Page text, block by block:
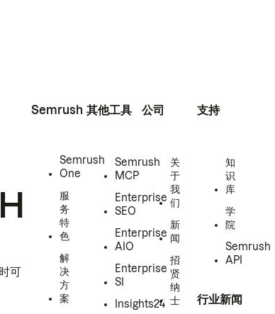
可
Semrush
Semrush
One
服
务
特
色
解
决
方
案
其他工具
Semrush
MCP
Enterprise
SEO
Enterprise
AIO
Enterprise
SI
Insights24
公司
关
于
我
们
新
闻
招
贤
纳
士
支持
知
识
库
学
院
Semrush
API
行业新闻